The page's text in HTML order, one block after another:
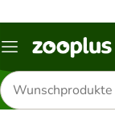
Menü
Produkte
suchen